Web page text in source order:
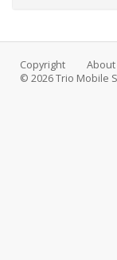
About
Copyright
© 2026 Trio Mobile